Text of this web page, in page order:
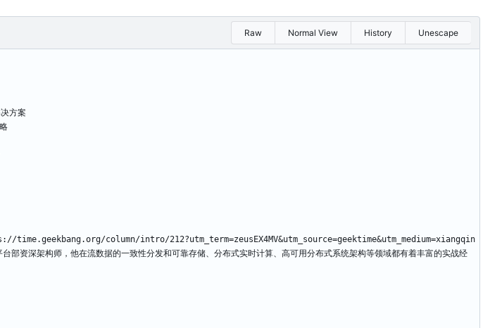
Raw Normal View History Unescape
方案
time.geekbang.org/column/intro/212?utm_term=zeusEX4MV&utm_source=geektime&utm_medium=xiangqin
部资深架构师，他在流数据的一致性分发和可靠存储、分布式实时计算、高可用分布式系统架构等领域都有着丰富的实战经